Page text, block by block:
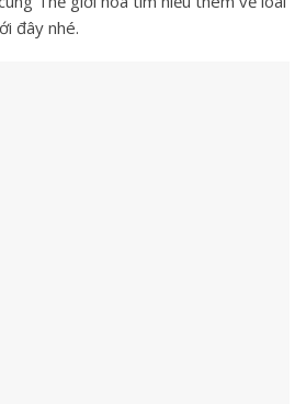
đây nhé.